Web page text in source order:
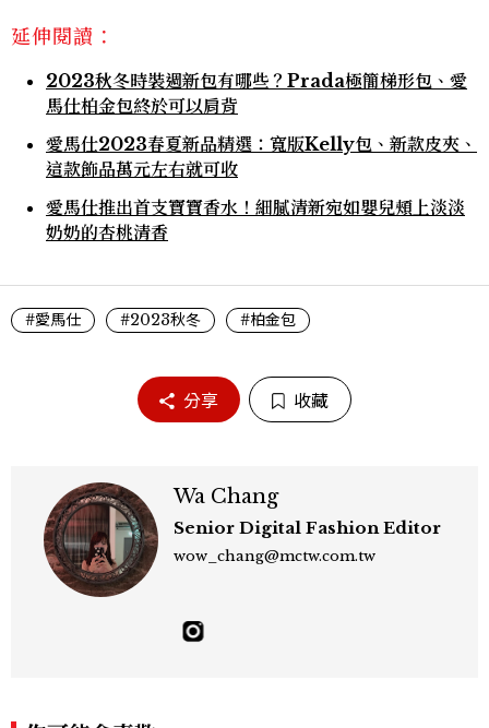
延伸閱讀：
2023秋冬時裝週新包有哪些？Prada極簡梯形包、愛
馬仕柏金包終於可以肩背
愛馬仕2023春夏新品精選：寬版Kelly包、新款皮夾、
這款飾品萬元左右就可收
愛馬仕推出首支寶寶香水！細膩清新宛如嬰兒頰上淡淡
奶奶的杏桃清香
#愛馬仕 #2023秋冬 #柏金包
分享 收藏
Wa Chang
Senior Digital Fashion Editor
wow_chang@mctw.com.tw